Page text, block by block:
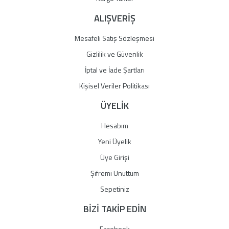
ALIŞVERİŞ
Mesafeli Satış Sözleşmesi
Gizlilik ve Güvenlik
İptal ve İade Şartları
Kişisel Veriler Politikası
ÜYELİK
Hesabım
Yeni Üyelik
Üye Girişi
Şifremi Unuttum
Sepetiniz
BİZİ TAKİP EDİN